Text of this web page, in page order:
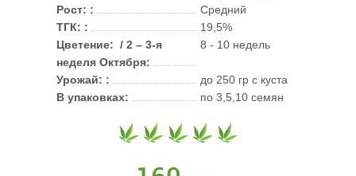
Рост: :
Средний
ТГК: :
19,5%
Цветение: / 2 – 3-я
неделя Октября:
8 - 10 недель
Урожай: :
до 250 гр с куста
В упаковках:
по 3,5,10 семян